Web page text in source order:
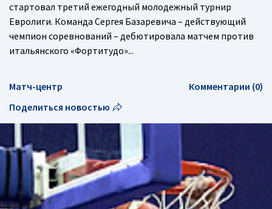
стартовал третий ежегодный молодежный турнир
Евролиги. Команда Сергея Базаревича – действующий
чемпион соревнований – дебютировала матчем против
итальянского «Фортитудо»...
Матч-центр
Комментарии (0)
Поделиться новостью